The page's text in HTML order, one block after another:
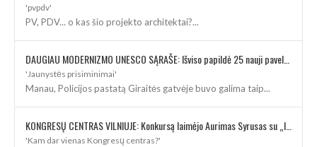
'pvpdv'
PV, PDV... o kas šio projekto architektai?...
'Jaunystės prisiminimai'
Manau, Policijos pastatą Giraitės gatvėje buvo galima taip...
'Kam dar vienas Kongresų centras?'